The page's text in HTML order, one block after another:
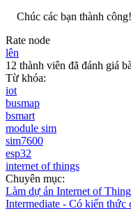
Chúc các bạn thành công!
Rate node
lên
12 thành viên đã đánh giá
Từ khóa:
iot
busmap
bsmart
module sim
sim7600
esp32
internet of things
Chuyên mục:
Làm dự án Internet of
Intermediate - Có kiến thức